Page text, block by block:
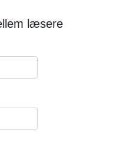
læsere